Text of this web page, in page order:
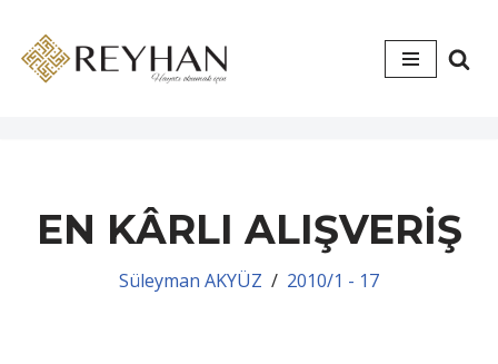
İçeriğe
EN KÂRLI ALIŞVERİŞ
Süleyman AKYÜZ 2010/1 - 17